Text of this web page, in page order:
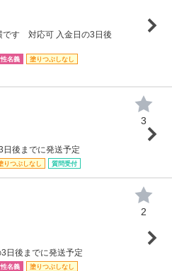
です 対応可 入金日の3日後
名義
塗りつぶしなし
後までに発送予定
りつぶしなし 質問受付
3
日後までに発送予定
名義
塗りつぶしなし
2